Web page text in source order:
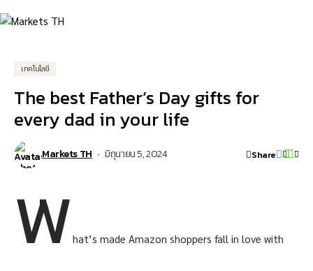
เทคโนโลยี
The best Father’s Day gifts for
every dad in your life
Markets TH มิถุนายน 5, 2024 Share
Looking for more great Amazon tech deals?
W hat’s made Amazon shoppers fall in love with